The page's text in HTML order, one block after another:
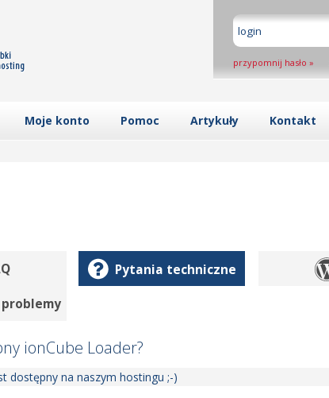
przypomnij hasło »
Moje konto Pomoc Artykuły Kontakt
Pytania techniczne
ionCube Loader?
dostępny na naszym hostingu ;-)